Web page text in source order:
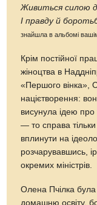
Живиться силою
І правду й
знайшла в альбомі
Крім постійної
жіноцтва в
«Першого вінка»,
націєтворення:
висунула ідею про
— то справа
вплинути на
розчарувавшись,
окремих міністрів.
Олена Пчілка
домашню освіту,